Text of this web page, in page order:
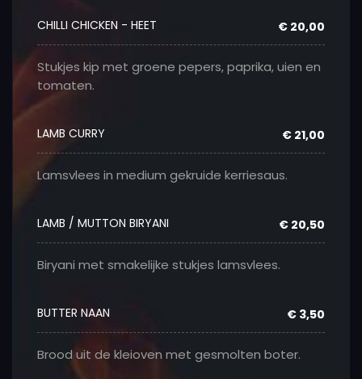
CHILLI CHICKEN - HEET € 20,00
Stukjes kip met groene pepers, paprika, uien en
tomaten.
LAMB CURRY € 21,00
Lamsvlees in medium gekruide kerriesaus.
LAMB / MUTTON BIRYANI € 20,50
Biryani met smakelijke stukjes lamsvlees.
BUTTER NAAN € 3,50
Brood uit de kleioven met gesmolten boter.